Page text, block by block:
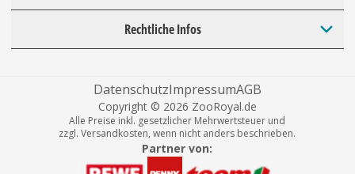
Rechtliche Infos
DatenschutzImpressumAGB
Copyright © 2026 ZooRoyal.de
Alle Preise inkl. gesetzlicher Mehrwertsteuer und
zzgl. Versandkosten, wenn nicht anders beschrieben.
Partner von: